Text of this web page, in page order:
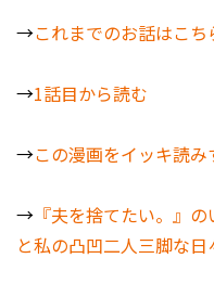
→これまでのお話はこち
→1話目から読む
→この漫画をイッキ読み
→ 『夫を捨てたい。』
と私の凸凹二人三脚な日